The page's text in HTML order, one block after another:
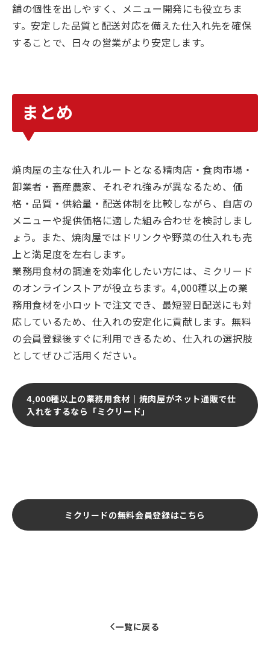
舗の個性を出しやすく、メニュー開発にも役立ちま
す。安定した品質と配送対応を備えた仕入れ先を確保
することで、日々の営業がより安定します。
まとめ
焼肉屋の主な仕入れルートとなる精肉店・食肉市場・
卸業者・畜産農家、それぞれ強みが異なるため、価
格・品質・供給量・配送体制を比較しながら、自店の
メニューや提供価格に適した組み合わせを検討しまし
ょう。また、焼肉屋ではドリンクや野菜の仕入れも売
上と満足度を左右します。
業務用食材の調達を効率化したい方には、ミクリード
のオンラインストアが役立ちます。4,000種以上の業
務用食材を小ロットで注文でき、最短翌日配送にも対
応しているため、仕入れの安定化に貢献します。無料
の会員登録後すぐに利用できるため、仕入れの選択肢
としてぜひご活用ください。
4,000種以上の業務用食材｜焼肉屋がネット通販で仕
入れをするなら「ミクリード」
ミクリードの無料会員登録はこちら
一覧に戻る